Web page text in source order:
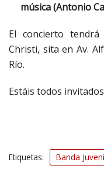
música (Antonio
El concierto
Christi, sita en Av.
Río.
Estáis todos
Etiquetas: Banda